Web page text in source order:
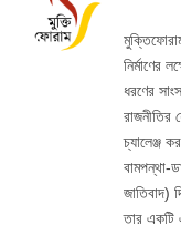
নির্মাণের
ধরণের
রাজনীতির
চ্যালেঞ্জ
বামপন্থা-
জাতিবাদ)
তার একটি